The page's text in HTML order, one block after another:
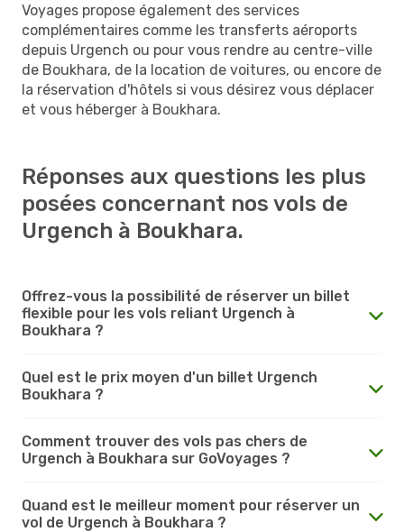
Voyages propose également des services
complémentaires comme les transferts aéroports
depuis Urgench ou pour vous rendre au centre-ville
de Boukhara, de la location de voitures, ou encore de
la réservation d'hôtels si vous désirez vous déplacer
et vous héberger à Boukhara.
Réponses aux questions les plus
posées concernant nos vols de
Urgench à Boukhara.
Offrez-vous la possibilité de réserver un billet
flexible pour les vols reliant Urgench à
Boukhara ?
Quel est le prix moyen d'un billet Urgench
Boukhara ?
Comment trouver des vols pas chers de
Urgench à Boukhara sur GoVoyages ?
Quand est le meilleur moment pour réserver un
vol de Urgench à Boukhara ?